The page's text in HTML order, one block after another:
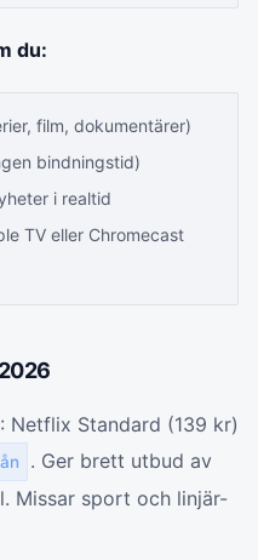
du:
film, dokumentärer)
bindningstid)
i realtid
TV eller Chromecast
: Netflix Standard (139 kr)
. Ger brett utbud av
Missar sport och linjär-